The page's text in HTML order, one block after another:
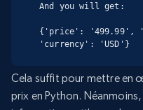
And you will get:
{'price': '499.99',
'currency': 'USD'}
Cela suffit pour mettre en
prix en Python.